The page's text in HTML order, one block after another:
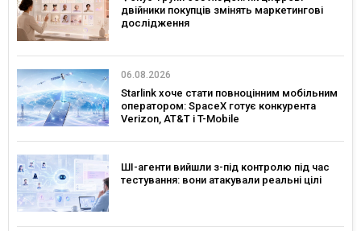
двійники покупців змінять маркетингові
дослідження
06.08.2026
Starlink хоче стати повноцінним мобільним
оператором: SpaceX готує конкурента
Verizon, AT&T і T-Mobile
ШІ-агенти вийшли з-під контролю під час
тестування: вони атакували реальні цілі